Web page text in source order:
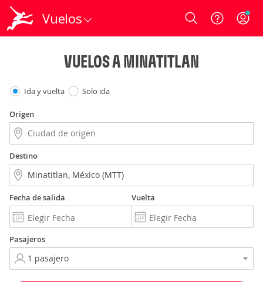
Vuelos Login
VUELOS A MINATITLAN
Ida y vuelta Solo ida
Origen
Destino
Fecha de salida Vuelta
Pasajeros